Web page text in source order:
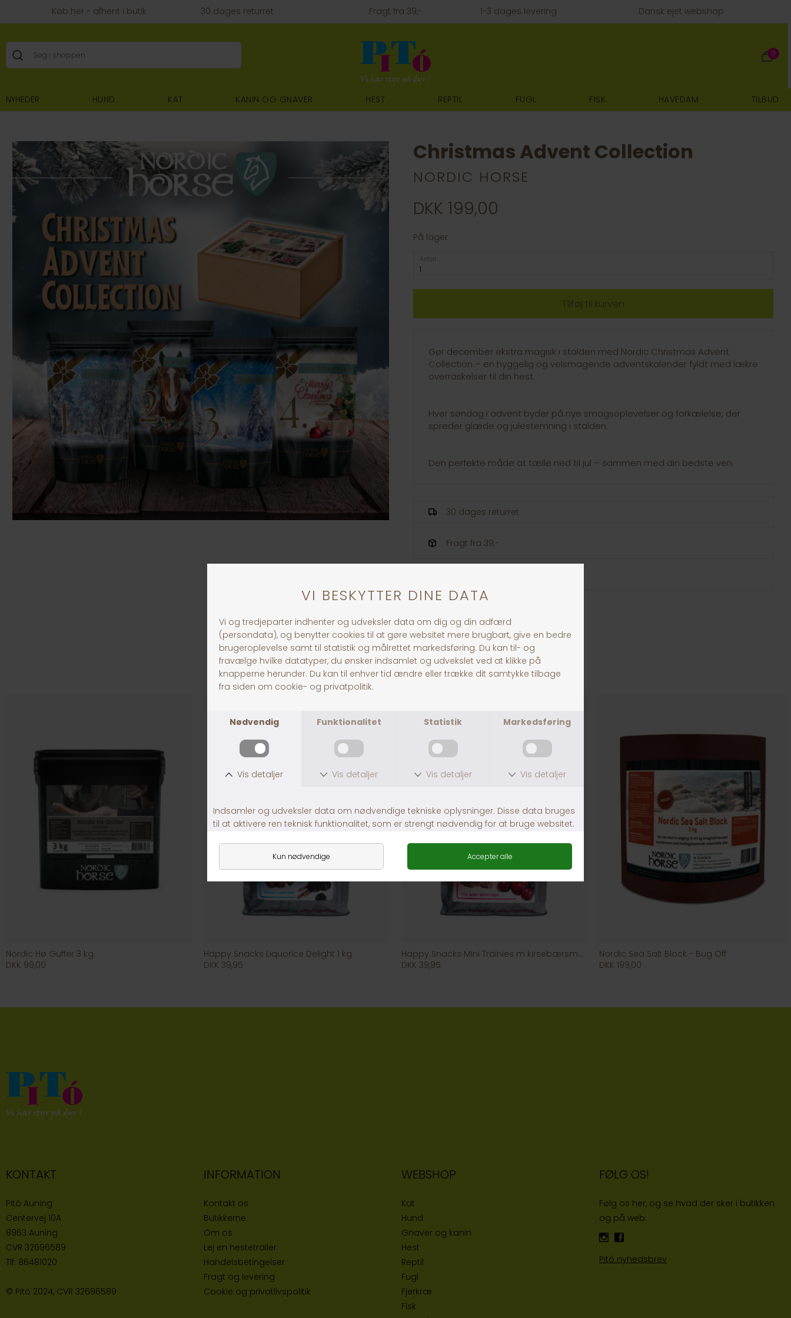
Køb her - afhent i butik 30 dages returret Fragt fra 39,- 1-3 dages levering Dansk ejet webshop
0
NYHEDER HUND KAT KANIN OG GNAVER HEST REPTIL FUGL FISK HAVEDAM TILBUD
Christmas Advent Collection
NORDIC HORSE
DKK 199,00
På lager
Antal
Gør december ekstra magisk i stalden med Nordic Christmas Advent
Collection – en hyggelig og velsmagende adventskalender fyldt med lækre
overraskelser til din hest.
Hver søndag i advent byder på nye smagsoplevelser og forkælelse, der
spreder glæde og julestemning i stalden.
Den perfekte måde at tælle ned til jul – sammen med din bedste ven.
30 dages returret
Fragt fra 39,-
ANDRE KØBTE OGSÅ
Nordic Hø Guffer 3 kg.
DKK 99,00
Happy Snacks Liquorice Delight 1 kg
DKK 39,95
Happy Snacks Mini Trainies m kirsebærsmag 1kg
DKK 39,95
Nordic Sea Salt Block - Bug Off
DKK 199,00
KONTAKT
Pitó Auning
Centervej 10A
8963 Auning
CVR 32696589
Tlf: 86481020
© Pitó 2024, CVR 32696589
INFORMATION
Kontakt os
Butikkerne
Om os
Lej en hestetrailer
Handelsbetingelser
Fragt og levering
Cookie og privatlivspolitik
WEBSHOP
Kat
Hund
Gnaver og kanin
Hest
Reptil
Fugl
Fjerkræ
Fisk
FØLG OS!
Følg os her, og se hvad der sker i butikken
og på web:
Pitó nyhedsbrev